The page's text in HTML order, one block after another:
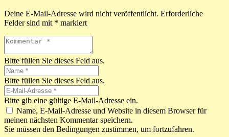
Deine E-Mail-Adresse wird nicht veröffentlicht. Erforderliche
Felder sind mit * markiert
Bitte füllen Sie dieses Feld aus.
Bitte füllen Sie dieses Feld aus.
Bitte gib eine gültige E-Mail-Adresse ein.
Name, E-Mail-Adresse und Website in diesem Browser für
meinen nächsten Kommentar speichern.
Sie müssen den Bedingungen zustimmen, um fortzufahren.